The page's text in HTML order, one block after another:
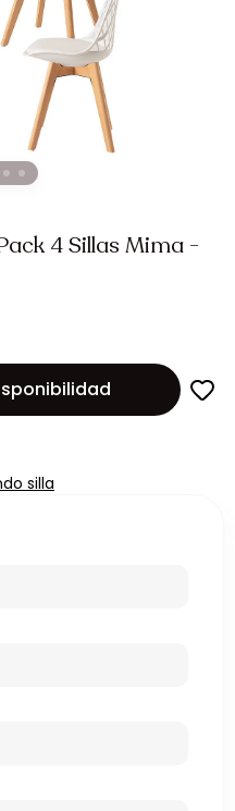
4 Sillas Mima -
silla